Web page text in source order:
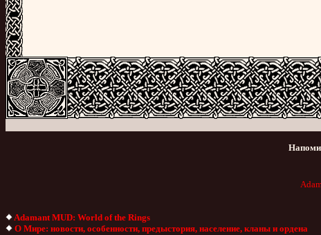
Adamant MUD: World of the Rings
О Мире: новости, особенности, предыстория, население, кланы и ордена